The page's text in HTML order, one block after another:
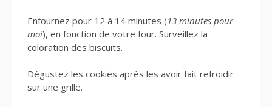
Enfournez pour 12 à 14 minutes (13 minutes pour
moi), en fonction de votre four. Surveillez la
coloration des biscuits.
Dégustez les cookies après les avoir fait refroidir
sur une grille.